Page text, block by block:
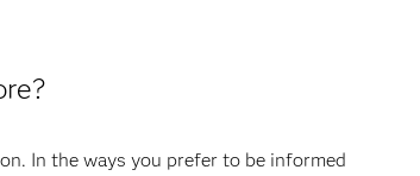
In the ways you prefer to be informed